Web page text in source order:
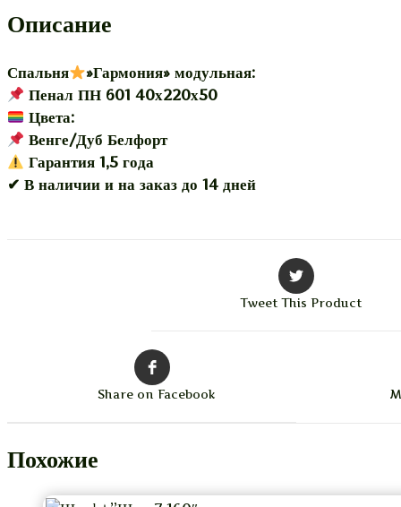
601
40"
Описание
Спальня
»Гармония» модульная:
Пенал ПН 601 40х220х50
Цвета:
Венге/Дуб Белфорт
Гарантия 1,5 года
✔ В наличии и на заказ до 14 дней
Tweet This Product
Share on Facebook
Похожие